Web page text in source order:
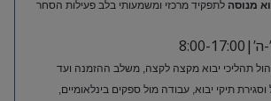
מנוסה לתפקיד מרכזי ומשמעותי בלב פעילות הסחר
תהליכי יבוא מקצה לקצה, משלב ההזמנה ועד
תיקי יבוא, עבודה מול ספקים בינלאומיים,